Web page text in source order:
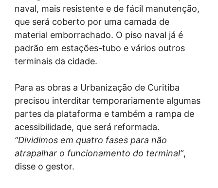
naval, mais resistente e de fácil manutenção,
que será coberto por uma camada de
material emborrachado. O piso naval já é
padrão em estações-tubo e vários outros
terminais da cidade.
Para as obras a Urbanização de Curitiba
precisou interditar temporariamente algumas
partes da plataforma e também a rampa de
acessibilidade, que será reformada.
“Dividimos em quatro fases para não
atrapalhar o funcionamento do terminal”,
disse o gestor.